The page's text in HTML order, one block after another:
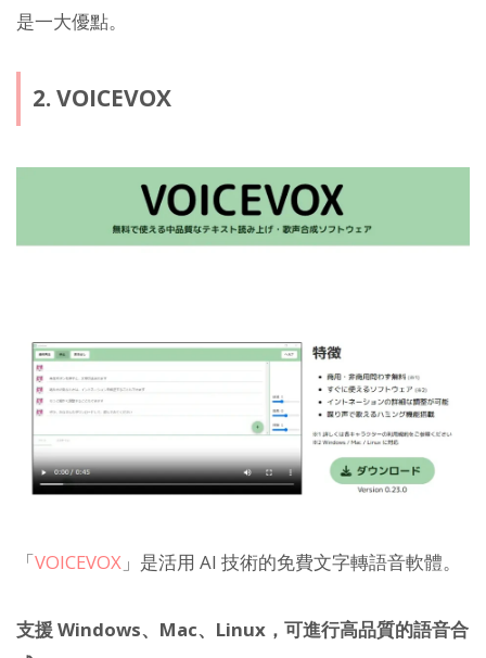
是一大優點。
2. VOICEVOX
「VOICEVOX 」是活用 AI 技術的免費文字轉語音軟體。
支援 Windows、Mac、Linux，可進行高品質的語音合